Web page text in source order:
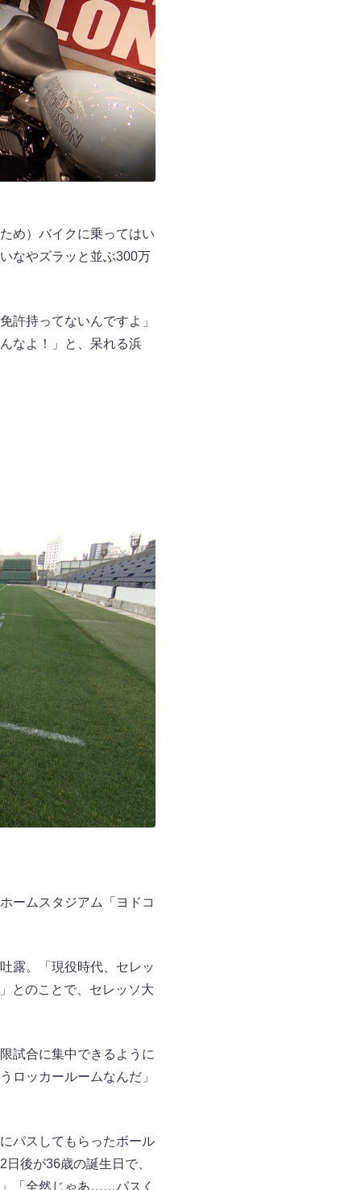
め）バイクに乗ってはい
なやズラッと並ぶ300万
許持ってないんですよ」
なよ！」と、呆れる浜
ームスタジアム「ヨドコ
露。「現役時代、セレッ
とのことで、セレッソ大
試合に集中できるように
ロッカールームなんだ」
パスしてもらったボール
後が36歳の誕生日で、
「全然じゃあ……パスく